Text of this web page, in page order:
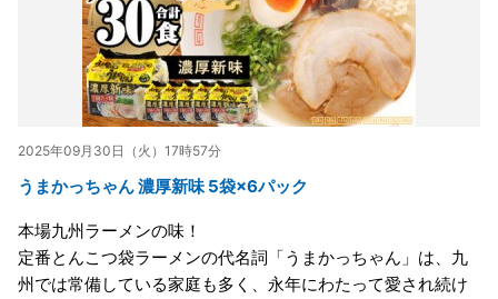
2025年09月30日（火）17時57分
うまかっちゃん 濃厚新味 5袋×6パック
本場九州ラーメンの味！
定番とんこつ袋ラーメンの代名詞「うまかっちゃん」は、九
州では常備している家庭も多く、永年にわたって愛され続け